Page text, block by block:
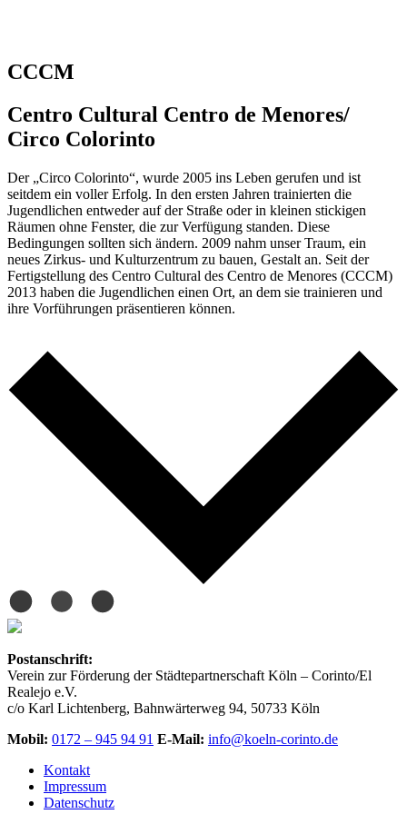
CCCM
Centro Cultural Centro de Menores/
Circo Colorinto
Der „Circo Colorinto“, wurde 2005 ins Leben gerufen und ist
seitdem ein voller Erfolg. In den ersten Jahren trainierten die
Jugendlichen entweder auf der Straße oder in kleinen stickigen
Räumen ohne Fenster, die zur Verfügung standen. Diese
Bedingungen sollten sich ändern. 2009 nahm unser Traum, ein
neues Zirkus- und Kulturzentrum zu bauen, Gestalt an. Seit der
Fertigstellung des Centro Cultural des Centro de Menores (CCCM)
2013 haben die Jugendlichen einen Ort, an dem sie trainieren und
ihre Vorführungen präsentieren können.
Postanschrift:
Verein zur Förderung der Städtepartnerschaft Köln – Corinto/El
Realejo e.V.
c/o Karl Lichtenberg, Bahnwärterweg 94, 50733 Köln
Mobil: 0172 – 945 94 91 E-Mail: info@koeln-corinto.de
Kontakt
Impressum
Datenschutz